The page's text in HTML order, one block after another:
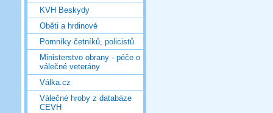
KVH Beskydy
Oběti a hrdinové
Pomníky četníků, policistů
Ministerstvo obrany - péče o
válečné veterány
Válka.cz
Válečné hroby z databáze
CEVH